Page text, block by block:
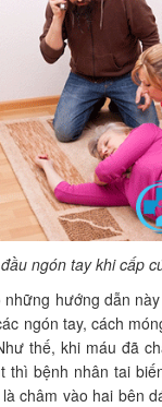
ngón tay khi cấp
những hướng dẫn
ngón tay, cách
thế, khi máu đã
thì bệnh nhân tai
châm vào hai bên